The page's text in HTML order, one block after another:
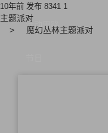
活动思路
10年前 发布 8341 1
主题派对
魔幻丛林主题派对